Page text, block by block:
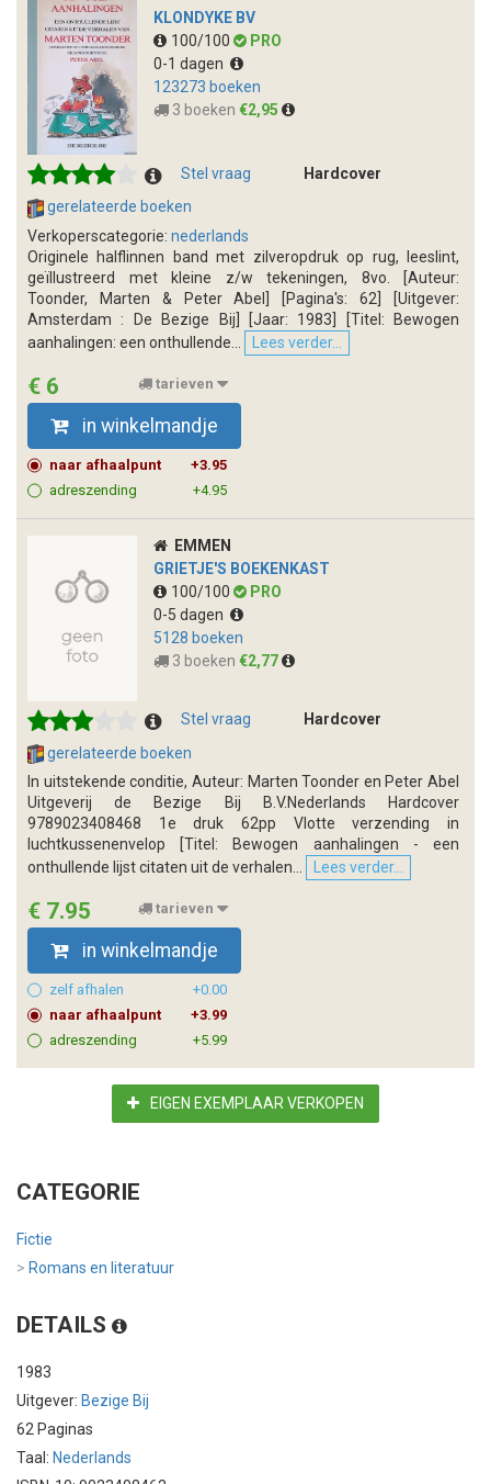
KLONDYKE BV
100/100
PRO
0-1 dagen
123273 boeken
3 boeken €2,95
Stel vraag
Hardcover
gerelateerde boeken
Verkoperscategorie: nederlands
Originele halflinnen band met zilveropdruk op rug, leeslint,
geïllustreerd met kleine z/w tekeningen, 8vo. [Auteur:
Toonder, Marten & Peter Abel] [Pagina's: 62] [Uitgever:
Amsterdam : De Bezige Bij] [Jaar: 1983] [Titel: Bewogen
aanhalingen: een onthullende...
Lees verder...
€ 6 tarieven
in winkelmandje
naar afhaalpunt
+3.95
adreszending
+4.95
EMMEN
GRIETJE'S BOEKENKAST
100/100
PRO
0-5 dagen
5128 boeken
3 boeken €2,77
Stel vraag
Hardcover
gerelateerde boeken
In uitstekende conditie, Auteur: Marten Toonder en Peter Abel
Uitgeverij de Bezige Bij B.V.Nederlands Hardcover
9789023408468 1e druk 62pp Vlotte verzending in
luchtkussenenvelop [Titel: Bewogen aanhalingen - een
onthullende lijst citaten uit de verhalen...
Lees verder...
€ 7.95 tarieven
in winkelmandje
zelf afhalen
+0.00
naar afhaalpunt
+3.99
adreszending
+5.99
EIGEN EXEMPLAAR VERKOPEN
CATEGORIE
Fictie
> Romans en literatuur
DETAILS
1983
Uitgever: Bezige Bij
62 Paginas
Taal: Nederlands